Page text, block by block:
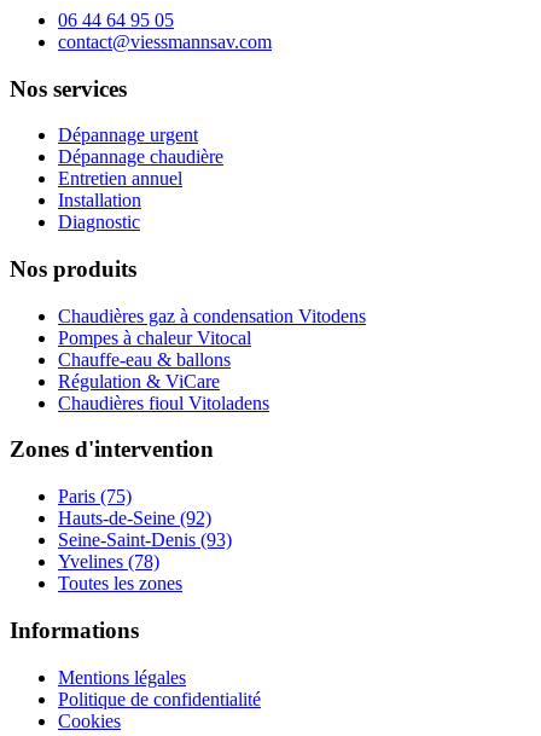
06 44 64 95 05
contact@viessmannsav.com
Nos services
Dépannage urgent
Dépannage chaudière
Entretien annuel
Installation
Diagnostic
Nos produits
Chaudières gaz à condensation Vitodens
Pompes à chaleur Vitocal
Chauffe-eau & ballons
Régulation & ViCare
Chaudières fioul Vitoladens
Zones d'intervention
Paris (75)
Hauts-de-Seine (92)
Seine-Saint-Denis (93)
Yvelines (78)
Toutes les zones
Informations
Mentions légales
Politique de confidentialité
Cookies